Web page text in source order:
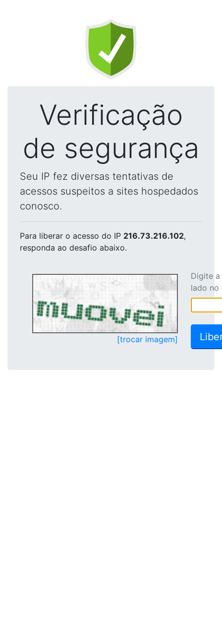
Verificação
de segurança
Seu IP fez diversas tentativas de
acessos suspeitos a sites hospedados
conosco.
Para liberar o acesso do IP 216.73.216.102,
responda ao desafio abaixo.
[trocar imagem]
Digite
lado no